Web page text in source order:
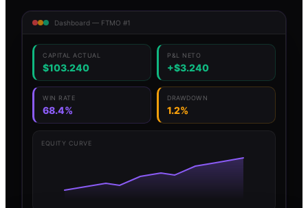
Dashboard — FTMO #1
CAPITAL ACTUAL
$103.240
P&L NETO
+$3.240
WIN RATE
68.4%
DRAWDOWN
1.2%
EQUITY CURVE